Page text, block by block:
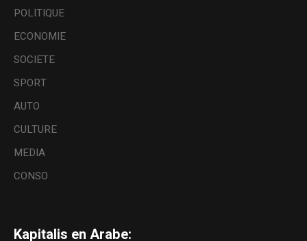
POLITIQUE
ECONOMIE
SOCIETE
SPORT
AUTO
CULTURE
MEDIA
CONSO
Kapitalis en Arabe: